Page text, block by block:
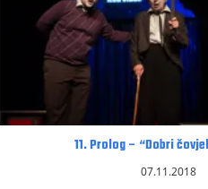
11. Prolog – “Dobri
07.11.2018